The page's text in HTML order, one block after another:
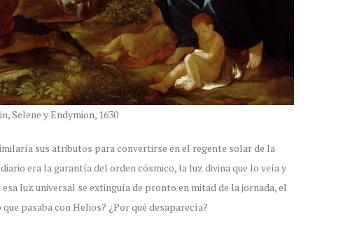
Selene y Endymion, 1630
sus atributos para convertirse en el regente solar de la
era la garantía del orden cósmico, la luz divina que lo veía y
luz universal se extinguía de pronto en mitad de la jornada, el
pasaba con Helios? ¿Por qué desaparecía?